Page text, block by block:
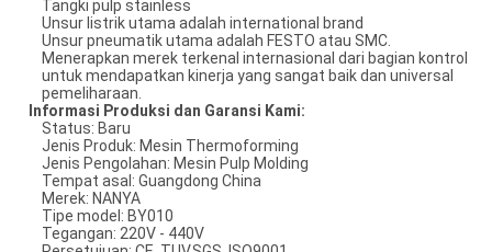
Tangki pulp stainless
Unsur listrik utama adalah international brand
Unsur pneumatik utama adalah FESTO atau SMC.
Menerapkan merek terkenal internasional dari bagian kontrol
untuk mendapatkan kinerja yang sangat baik dan universal
pemeliharaan.
Informasi Produksi dan Garansi Kami:
Status: Baru
Jenis Produk: Mesin Thermoforming
Jenis Pengolahan: Mesin Pulp Molding
Tempat asal: Guangdong China
Merek: NANYA
Tipe model: BY010
Tegangan: 220V - 440V